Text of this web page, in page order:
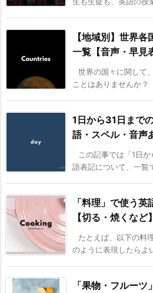
【地域別】世界
一覧【音声・早見
世界の国々に関して
ことはありませんか？
1日から31日まで
語・スペル・音声
この記事では「1日
語表記について、一覧
「料理」で使う英
【切る・焼くなど】
たとえば、以下の料
のように表現したらよ
「果物・フルー